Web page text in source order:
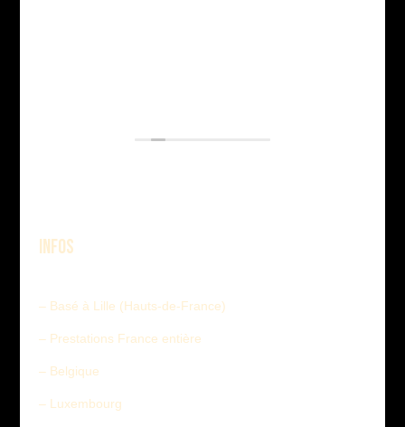
INFOS
– Basé à Lille (Hauts-de-France)
– Prestations France entière
– Belgique
– Luxembourg